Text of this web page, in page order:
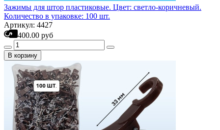
Зажимы для штор пластиковые. Цвет: светло-коричневый.
Количество в упаковке: 100 шт.
Артикул: 4427
400.00 руб
В корзину